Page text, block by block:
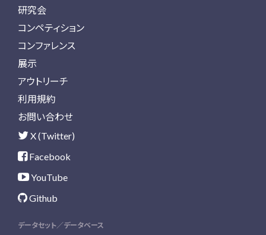
研究会
コンペティション
コンファレンス
展示
アウトリーチ
利用規約
お問い合わせ
X (Twitter)
Facebook
YouTube
Github
データセット／データベース